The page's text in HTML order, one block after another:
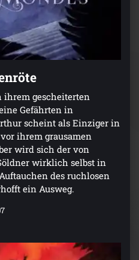
ihrem gescheiterten
Gefährten in
scheint als Einziger in
ihrem grausamen
wird sich der von
wirklich selbst in
des ruchlosen
ein Ausweg.